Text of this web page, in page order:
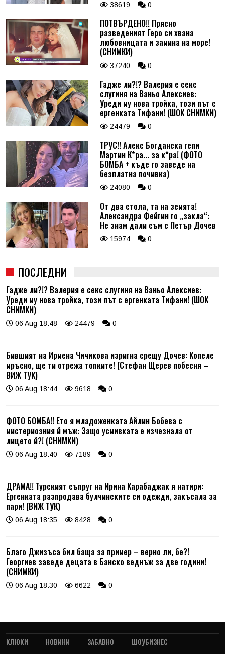
38619 0
ПОТВЪРДЕНО!! Прясно
разведеният Геро си хвана
любовницата и замина на море!
(СНИМКИ)
37240 0
Гадже ли?!? Валерия е секс
слугиня на Ваньо Алексиев:
Уреди му нова тройка, този път с
ергенката Тифани! (ШОК СНИМКИ)
24479 0
ТРУС!! Алекс Богданска гепи
Мартин К*ра... за к*ра! (ФОТО
БОМБА + къде го заведе на
безплатна почивка)
24080 0
От два стола, та на земята!
Александра Фейгин го „закла“:
Не знам дали съм с Петър Дочев
15974 0
ПОСЛЕДНИ
Гадже ли?!? Валерия е секс слугиня на Ваньо Алексиев:
Уреди му нова тройка, този път с ергенката Тифани! (ШОК
СНИМКИ)
06 Aug 18:48 24479 0
Бившият на Ирмена Чичикова изригна срещу Дочев: Копеле
мръсно, ще ти отрежа топките! (Стефан Щерев побесня –
ВИЖ ТУК)
06 Aug 18:44 9618 0
ФОТО БОМБА!! Ето я младоженката Айлин Бобева с
мистериозния й мъж: Защо усмивката е изчезнала от
лицето й?! (СНИМКИ)
06 Aug 18:40 7189 0
ДРАМА!! Турският съпруг на Ирина Карабаджак я натири:
Ергенката разпродава булчинските си одежди, закъсала за
пари! (ВИЖ ТУК)
06 Aug 18:35 8428 0
Благо Джизъса бил баща за пример – верно ли, бе?!
Георгиев заведе децата в Банско веднъж за две години!
(СНИМКИ)
06 Aug 18:30 6622 0
КЛЮКИ НОВИНИ ЗАБАВНО
ШОУБИЗНЕС